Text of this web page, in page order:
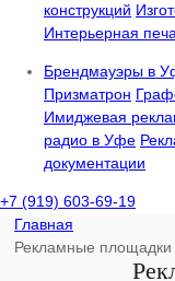
конструкций
Интерьерная
Брендмауэры в
Призматрон
Имиджевая
радио в Уфе
документации
+7 (919) 603-69-19
Главная
Рекламные площадки